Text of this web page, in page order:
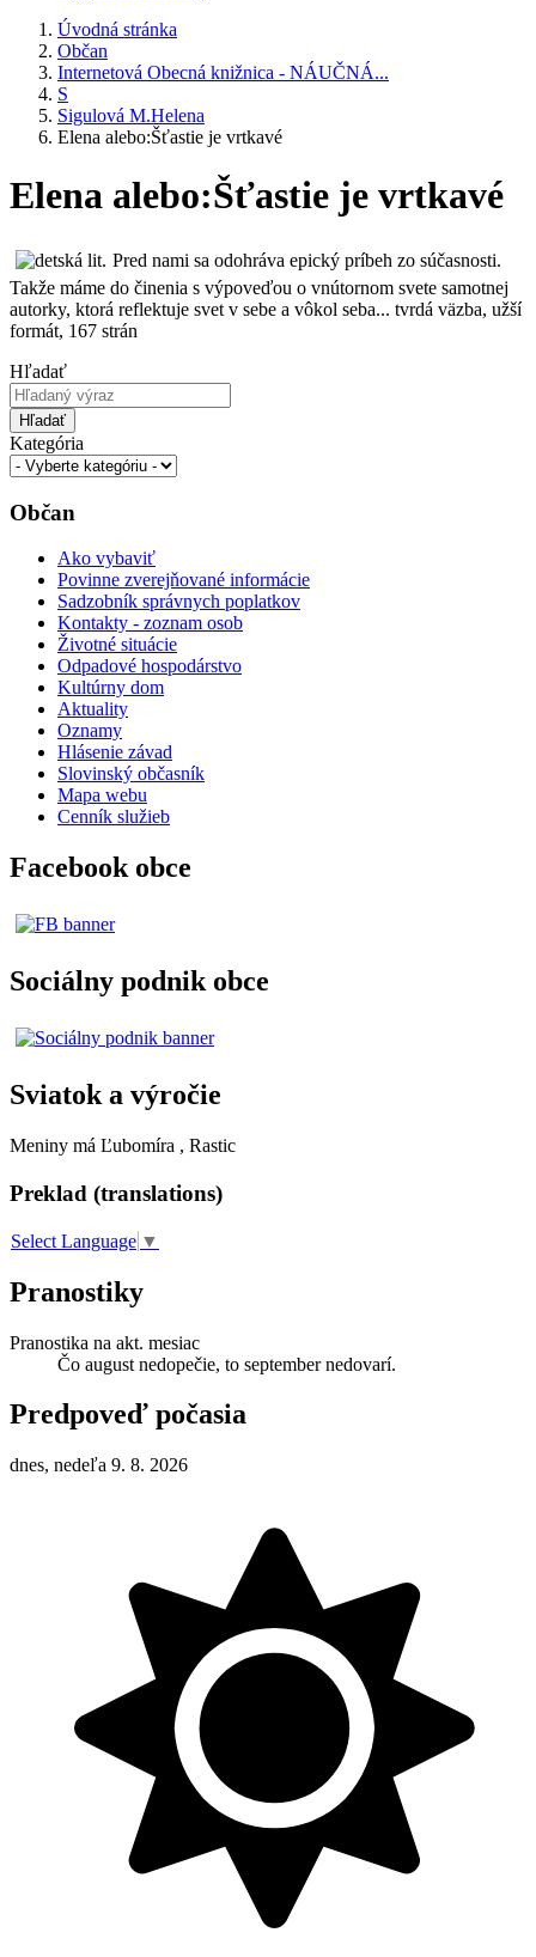
Úvodná stránka
Občan
Internetová Obecná knižnica - NÁUČNÁ...
S
Sigulová M.Helena
Elena alebo:Šťastie je vrtkavé
Elena alebo:Šťastie je vrtkavé
Pred nami sa odohráva epický príbeh zo súčasnosti.
Takže máme do činenia s výpoveďou o vnútornom svete samotnej
autorky, ktorá reflektuje svet v sebe a vôkol seba... tvrdá väzba, užší
formát, 167 strán
Hľadať
Hľadať
Kategória
Občan
Ako vybaviť
Povinne zverejňované informácie
Sadzobník správnych poplatkov
Kontakty - zoznam osob
Životné situácie
Odpadové hospodárstvo
Kultúrny dom
Aktuality
Oznamy
Hlásenie závad
Slovinský občasník
Mapa webu
Cenník služieb
Facebook obce
Sociálny podnik obce
Sviatok a výročie
Meniny má Ľubomíra , Rastic
Preklad (translations)
Select Language ▼
Pranostiky
Pranostika na akt. mesiac
Čo august nedopečie, to september nedovarí.
Predpoveď počasia
dnes, nedeľa 9. 8. 2026